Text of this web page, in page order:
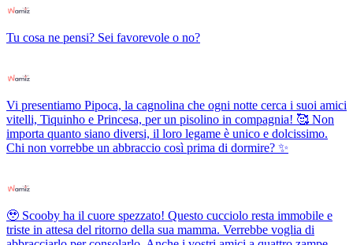
Tu cosa ne pensi? Sei favorevole o no?
Vi presentiamo Pipoca, la cagnolina che ogni notte cerca i suoi amici
vitelli, Tiquinho e Princesa, per un pisolino in compagnia! 🥰 Non
importa quanto siano diversi, il loro legame è unico e dolcissimo.
Chi non vorrebbe un abbraccio così prima di dormire? ✨
🥹 Scooby ha il cuore spezzato! Questo cucciolo resta immobile e
triste in attesa del ritorno della sua mamma. Verrebbe voglia di